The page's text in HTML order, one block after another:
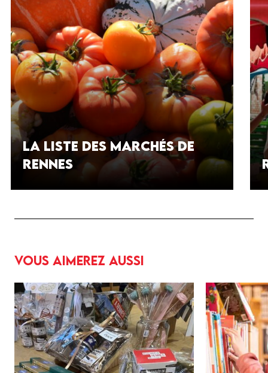
La liste des marchés de
Rennes
Vous aimerez aussi